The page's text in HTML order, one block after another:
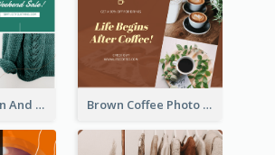
Minimal Green And Orange Sale Facebook Post Brown Coffee Photo Coffee Shop Facebook Post